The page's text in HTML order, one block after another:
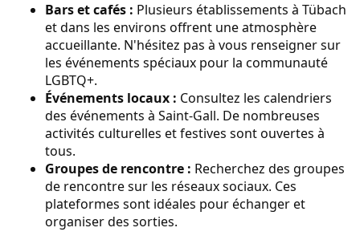
Bars et cafés : Plusieurs établissements à Tübach
et dans les environs offrent une atmosphère
accueillante. N'hésitez pas à vous renseigner sur
les événements spéciaux pour la communauté
LGBTQ+.
Événements locaux : Consultez les calendriers
des événements à Saint-Gall. De nombreuses
activités culturelles et festives sont ouvertes à
tous.
Groupes de rencontre : Recherchez des groupes
de rencontre sur les réseaux sociaux. Ces
plateformes sont idéales pour échanger et
organiser des sorties.